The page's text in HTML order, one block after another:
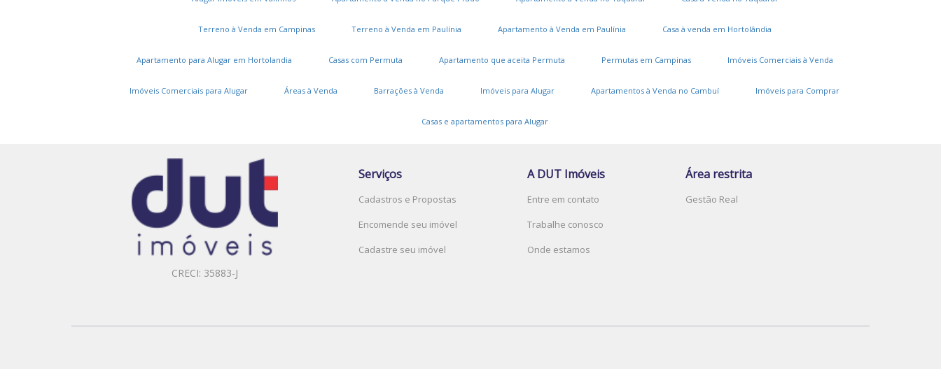
Terreno à Venda em Campinas Terreno à Venda em Paulínia Apartamento à Venda em Paulínia Casa à venda em Hortolândia
Apartamento para Alugar em Hortolandia Casas com Permuta Apartamento que aceita Permuta Permutas em Campinas Imóveis Comerciais à Venda
Imóveis Comerciais para Alugar Áreas à Venda Barrações à Venda Imóveis para Alugar Apartamentos à Venda no Cambuí Imóveis para Comprar
Casas e apartamentos para Alugar
CRECI: 35883-J
Serviços
Cadastros e Propostas
Encomende seu imóvel
Cadastre seu imóvel
A DUT Imóveis
Entre em contato
Trabalhe conosco
Onde estamos
Área restrita
Gestão Real